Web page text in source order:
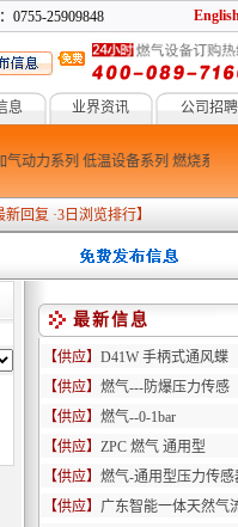
0755-25909848
息 业界资讯 公司招聘
动力系列 低温设备系列 燃烧系列
新回复 ·3日浏览排行】
最新信息
【供应】 D41W 手柄式通风蝶
【供应】 燃气---防爆压力传感
【供应】 燃气--0-1bar
【供应】 ZPC 燃气 通用型
【供应】 燃气-通用型压力传感
【供应】 广东智能一体天然气